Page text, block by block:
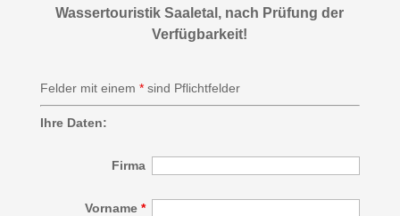
Wassertouristik Saaletal, nach Prüfung der
Verfügbarkeit!
Felder mit einem *sind Pflichtfelder
Ihre Daten:
Firma
Vorname*